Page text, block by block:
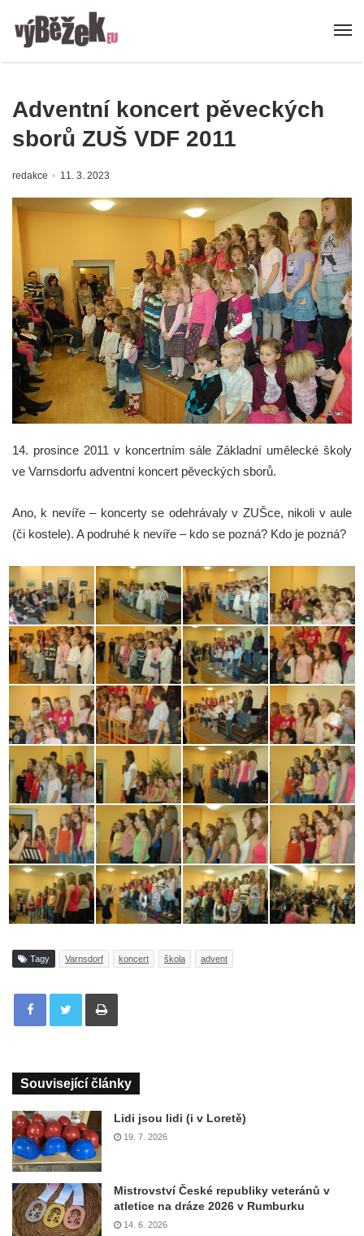
Adventní koncert pěveckých
sborů ZUŠ VDF 2011
redakce 11. 3. 2023
14. prosince 2011 v koncertním sále Základní umělecké školy
ve Varnsdorfu adventní koncert pěveckých sborů.
Ano, k nevíře – koncerty se odehrávaly v ZUŠce, nikoli v aule
(či kostele). A podruhé k nevíře – kdo se pozná? Kdo je pozná?
Tagy Varnsdorf koncert škola advent
Tisknout
Související články
Lidi jsou lidi (i v Loretě)
19. 7. 2026
Mistrovství České republiky veteránů v
atletice na dráze 2026 v Rumburku
14. 6. 2026